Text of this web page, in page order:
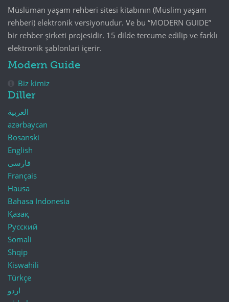
Müslüman yaşam rehberi sitesi kitabının (Müslim yaşam
rehberi) elektronik versiyonudur. Ve bu “MODERN GUIDE”
bir rehber şirketi projesidir. 15 dilde tercume edilip ve farklı
elektronik şablonlari içerir.
Modern Guide
Biz kimiz
Diller
العربية
azərbaycan
Bosanski
English
فارسی
Français
Hausa
Bahasa Indonesia
Қазақ
Русский
Somali
Shqip
Kiswahili
Türkçe
اردو